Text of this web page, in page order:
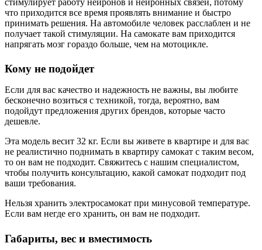
что приходится все время проявлять внимание и быстро
принимать решения. На автомобиле человек расслаблен и не
получает такой стимуляции. На самокате вам приходится
напрягать мозг гораздо больше, чем на мотоцикле.
Кому не подойдет
Если для вас качество и надежность не важны, вы любите
бесконечно возиться с техникой, тогда, вероятно, вам
подойдут предложения других брендов, которые часто
дешевле.
Эта модель весит 32 кг. Если вы живете в квартире и для вас
не реалистично поднимать в квартиру самокат с таким весом,
то он вам не подходит. Свяжитесь с нашим специалистом,
чтобы получить консультацию, какой самокат подходит под
ваши требования.
Нельзя хранить электросамокат при минусовой температуре.
Если вам негде его хранить, он вам не подходит.
Габариты, вес и вместимость